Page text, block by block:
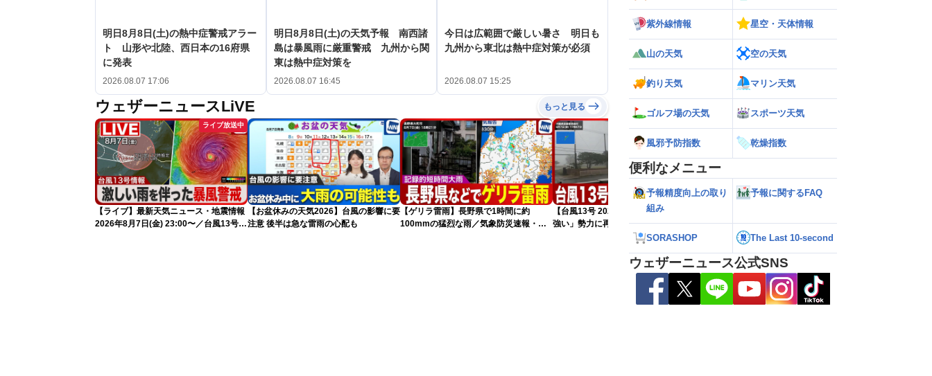
明日8月8日(土)の熱中症警戒アラー
ト 山形や北陸、西日本の16府県
に発表
2026.08.07 17:06
明日8月8日(土)の天気予報 南西諸
島は暴風雨に厳重警戒 九州から関
東は熱中症対策を
2026.08.07 16:45
今日は広範囲で厳しい暑さ 明日も
九州から東北は熱中症対策が必須
2026.08.07 15:25
ウェザーニュースLiVE もっと見る
ライブ放送中
【ライブ】最新天気ニュース・地震情報
2026年8月7日(金) 23:00〜／台風13号の
【お盆休みの天気2026】台風の影響に要
注意 後半は急な雷雨の心配も
【ゲリラ雷雨】長野県で1時間に約
100mmの猛烈な雨／気象防災速報・記
【台風13号 2026】沖縄付近で「非常に
強い」勢力に再発達 荒天に厳重警戒を
（7日18時最新情報）
本に接近する可能性／ウェザーニュース
気象予報士解説（7日16時更新）
紫外線情報 星空・天体情報
山の天気 空の天気
釣り天気 マリン天気
ゴルフ場の天気 スポーツ天気
風邪予防指数 乾燥指数
便利なメニュー
予報精度向上の取り
組み
予報に関するFAQ
SORASHOP The Last 10-second
ウェザーニュース公式SNS